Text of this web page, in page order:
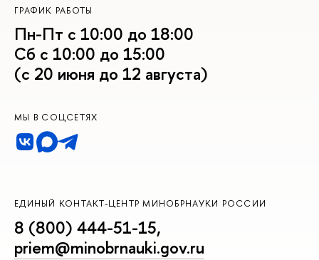
ГРАФИК РАБОТЫ
Пн-Пт с 10:00 до 18:00
Сб с 10:00 до 15:00
(с 20 июня до 12 августа)
МЫ В СОЦСЕТЯХ
ЕДИНЫЙ КОНТАКТ-ЦЕНТР МИНОБРНАУКИ РОССИИ
8 (800) 444-51-15,
priem@minobrnauki.gov.ru